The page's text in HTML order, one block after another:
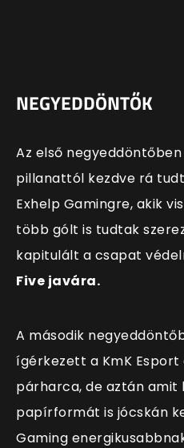
NEGYEDDÖNTŐK
Az első
pillanattól kezdve rá
Exhelp Gamingre, akik
több gólt is tudtak
kapitulált a csapat
Five javára.
A második
ígérkezett a KmK Esport
párharca, de aztán amit
papírformát is jócskán
Gaming